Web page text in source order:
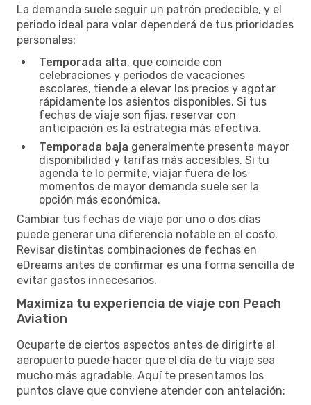
La demanda suele seguir un patrón predecible, y el
periodo ideal para volar dependerá de tus prioridades
personales:
Temporada alta, que coincide con
celebraciones y periodos de vacaciones
escolares, tiende a elevar los precios y agotar
rápidamente los asientos disponibles. Si tus
fechas de viaje son fijas, reservar con
anticipación es la estrategia más efectiva.
Temporada baja generalmente presenta mayor
disponibilidad y tarifas más accesibles. Si tu
agenda te lo permite, viajar fuera de los
momentos de mayor demanda suele ser la
opción más económica.
Cambiar tus fechas de viaje por uno o dos días
puede generar una diferencia notable en el costo.
Revisar distintas combinaciones de fechas en
eDreams antes de confirmar es una forma sencilla de
evitar gastos innecesarios.
Maximiza tu experiencia de viaje con Peach
Aviation
Ocuparte de ciertos aspectos antes de dirigirte al
aeropuerto puede hacer que el día de tu viaje sea
mucho más agradable. Aquí te presentamos los
puntos clave que conviene atender con antelación: